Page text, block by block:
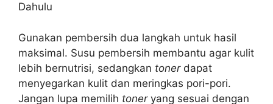
Dahulu
Gunakan pembersih dua langkah untuk hasil
maksimal. Susu pembersih membantu agar kulit
lebih bernutrisi, sedangkan tonerdapat
menyegarkan kulit dan meringkas pori-pori.
Jangan lupa memilih toneryang sesuai dengan